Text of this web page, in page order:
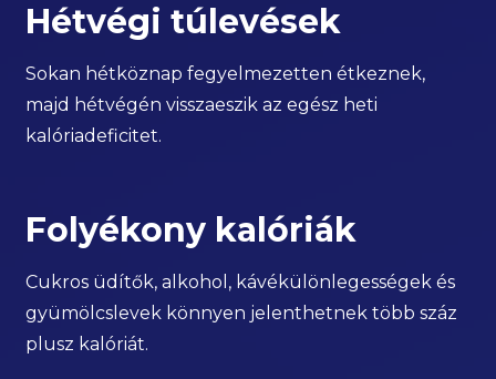
Hétvégi túlevések
Sokan hétköznap fegyelmezetten étkeznek,
majd hétvégén visszaeszik az egész heti
kalóriadeficitet.
Folyékony kalóriák
Cukros üdítők, alkohol, kávékülönlegességek és
gyümölcslevek könnyen jelenthetnek több száz
plusz kalóriát.